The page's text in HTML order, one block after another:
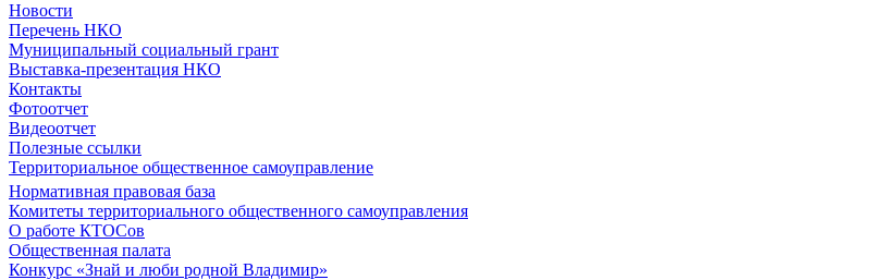
Новости
Перечень НКО
Муниципальный социальный грант
Выставка-презентация НКО
Контакты
Фотоотчет
Видеоотчет
Полезные ссылки
Территориальное общественное самоуправление
Нормативная правовая база
Комитеты территориального общественного самоуправления
О работе КТОСов
Общественная палата
Конкурс «Знай и люби родной Владимир»